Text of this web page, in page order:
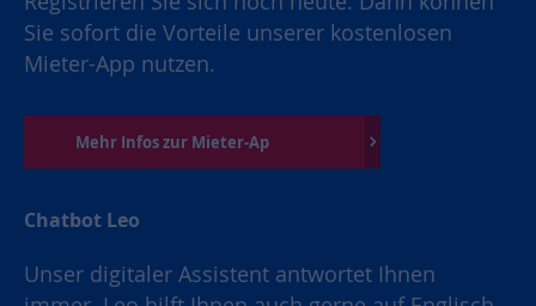
Sie sofort die Vorteile unserer kostenlosen
Mieter-App nutzen.
Mehr Infos zur Mieter-Ap
Chatbot Leo
Unser digitaler Assistent antwortet Ihnen